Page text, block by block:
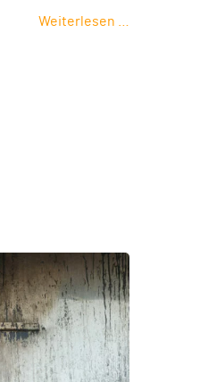
Weiterlesen …